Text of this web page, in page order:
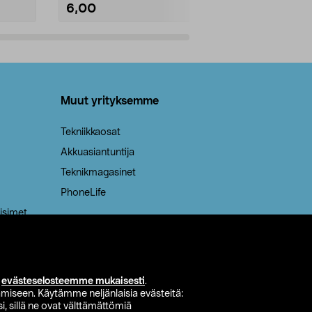
evästeselosteemme mukaisesti.
Käytämme neljänlaisia evästeitä:
sillä ne ovat välttämättömiä
6,00
Muut yrityksemme
Tekniikkaosat
Akkuasiantuntija
Teknikmagasinet
PhoneLife